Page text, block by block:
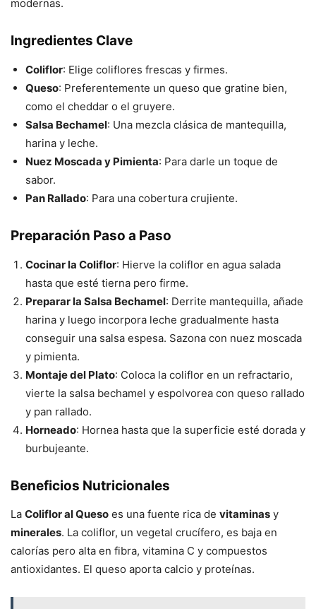
modernas.
Ingredientes Clave
Coliflor: Elige coliflores frescas y firmes.
Queso: Preferentemente un queso que gratine bien,
como el cheddar o el gruyere.
Salsa Bechamel: Una mezcla clásica de mantequilla,
harina y leche.
Nuez Moscada y Pimienta: Para darle un toque de
sabor.
Pan Rallado: Para una cobertura crujiente.
Preparación Paso a Paso
Cocinar la Coliflor: Hierve la coliflor en agua salada
hasta que esté tierna pero firme.
Preparar la Salsa Bechamel: Derrite mantequilla, añade
harina y luego incorpora leche gradualmente hasta
conseguir una salsa espesa. Sazona con nuez moscada
y pimienta.
Montaje del Plato: Coloca la coliflor en un refractario,
vierte la salsa bechamel y espolvorea con queso rallado
y pan rallado.
Horneado: Hornea hasta que la superficie esté dorada y
burbujeante.
Beneficios Nutricionales
La Coliflor al Queso es una fuente rica de vitaminas y
minerales. La coliflor, un vegetal crucífero, es baja en
calorías pero alta en fibra, vitamina C y compuestos
antioxidantes. El queso aporta calcio y proteínas.